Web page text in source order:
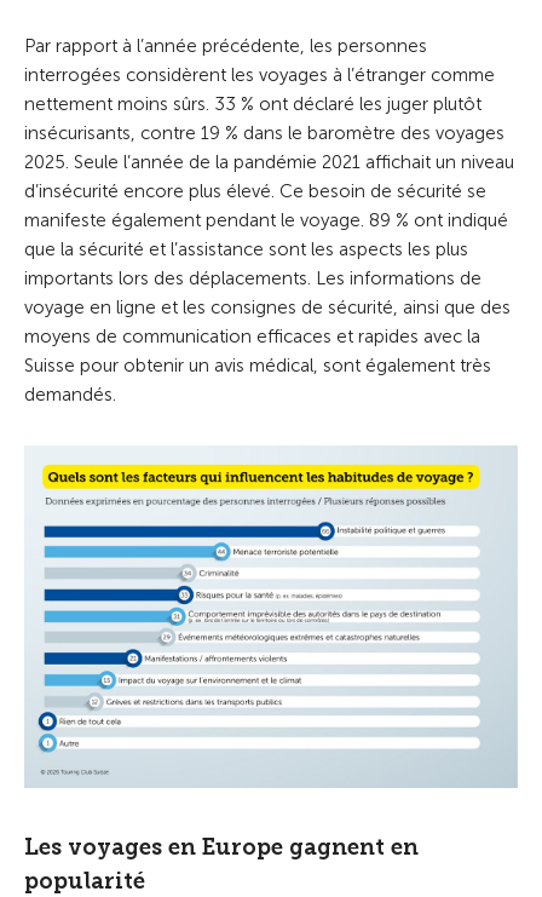
Par rapport à l’année précédente, les personnes
interrogées considèrent les voyages à l’étranger comme
nettement moins sûrs. 33 % ont déclaré les juger plutôt
insécurisants, contre 19 % dans le baromètre des voyages
2025. Seule l’année de la pandémie 2021 affichait un niveau
d’insécurité encore plus élevé. Ce besoin de sécurité se
manifeste également pendant le voyage. 89 % ont indiqué
que la sécurité et l’assistance sont les aspects les plus
importants lors des déplacements. Les informations de
voyage en ligne et les consignes de sécurité, ainsi que des
moyens de communication efficaces et rapides avec la
Suisse pour obtenir un avis médical, sont également très
demandés.
Les voyages en Europe gagnent en
popularité